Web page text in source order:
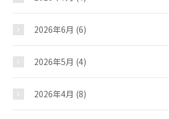
2026年6月 (6)
2026年5月 (4)
2026年4月 (8)